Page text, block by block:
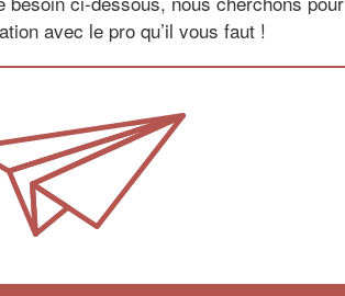
avec le pro qu’il vous faut !